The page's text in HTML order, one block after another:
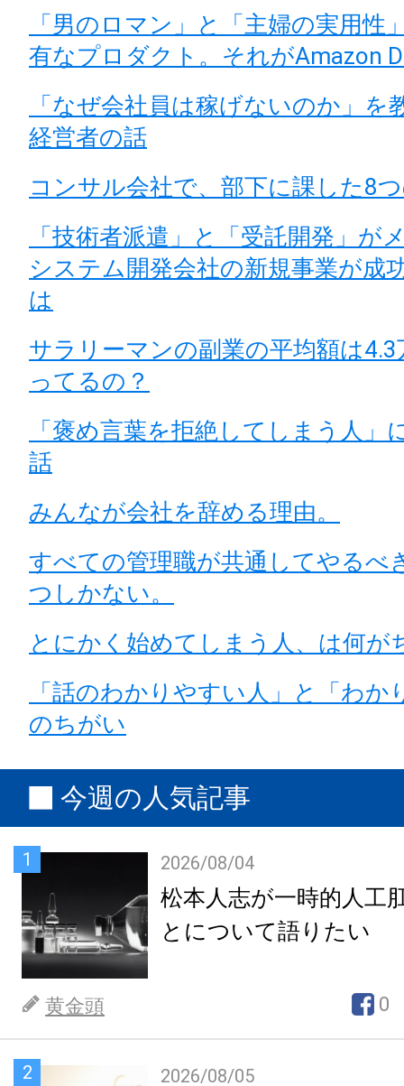
「男のロマン」と「主婦の実用性
有なプロダクト。それがAmazon
「なぜ会社員は稼げないのか」を
経営者の話
コンサル会社で、部下に課した8
「技術者派遣」と「受託開発」が
システム開発会社の新規事業が成
は
サラリーマンの副業の平均額は4.3
ってるの？
「褒め言葉を拒絶してしまう人」
話
みんなが会社を辞める理由。
すべての管理職が共通してやるべ
つしかない。
とにかく始めてしまう人、は何が
「話のわかりやすい人」と「わか
のちがい
今週の人気記事
1 2026/08/04
松本人志が一時的人工
とについて語りたい
黄金頭 0
2 2026/08/05